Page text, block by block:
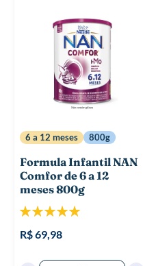
6 a 12 meses 800g
Formula Infantil NAN
Comfor de 6 a 12
meses 800g
Classificação:
R$ 69,98